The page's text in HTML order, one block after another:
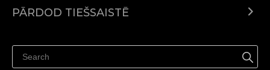
Izcenojumi
PĀRDOD TIEŠSAISTĒ
Pārdod Facebook
Pārdod Instagram